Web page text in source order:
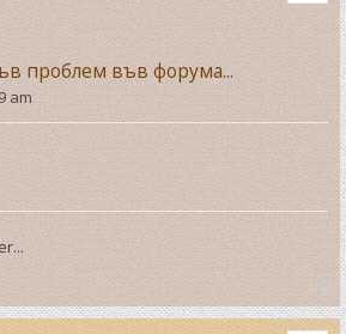
проблем във форума...
am
T